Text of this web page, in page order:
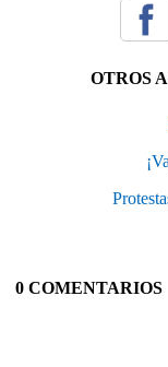
OTROS
0 COMENTARIOS